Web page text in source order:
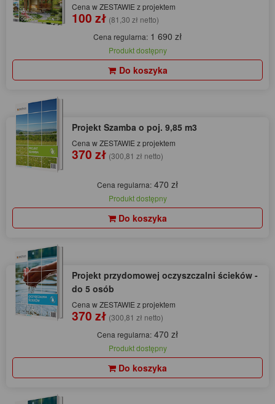
Cena w ZESTAWIE z projektem
100 zł (81,30 zł netto)
Cena regularna: 1 690 zł
Produkt dostępny
Do koszyka
Projekt Szamba o poj. 9,85 m3
Cena w ZESTAWIE z projektem
370 zł (300,81 zł netto)
Cena regularna: 470 zł
Produkt dostępny
Do koszyka
Projekt przydomowej oczyszczalni ścieków -
do 5 osób
Cena w ZESTAWIE z projektem
370 zł (300,81 zł netto)
Cena regularna: 470 zł
Produkt dostępny
Do koszyka